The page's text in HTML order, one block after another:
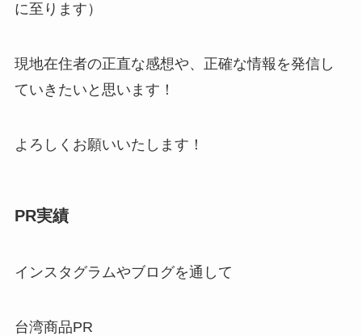
に至ります）
現地在住者の正直な感想や、正確な情報を発信し
ていきたいと思います！
よろしくお願いいたします！
PR実績
インスタグラムやブログを通して
台湾商品PR